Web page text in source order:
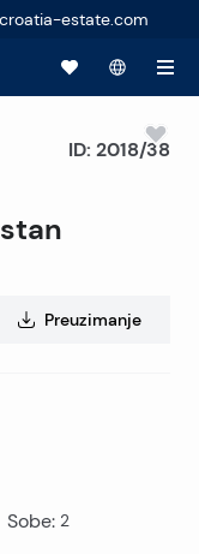
estate.com
ID: 2018/38
Preuzimanje
Sobe: 2